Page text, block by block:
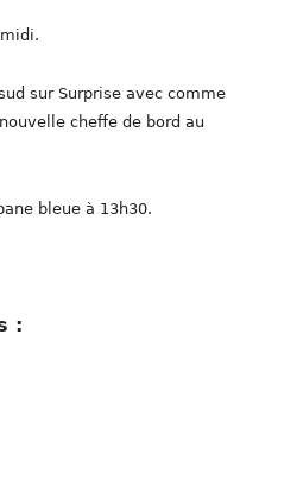
sur Surprise avec comme
cheffe de bord au
bleue à 13h30.
: